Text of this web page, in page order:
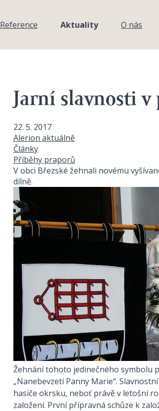
Reference Aktuality O nás
Jarní slavnosti
22. 5. 2017
Alerion aktuálně
Články
Příběhy praporů
V obci Březské žehnali novému
dílně.
Žehnání tohoto jedinečného symbolu
„Nanebevzetí Panny Marie“.
hasiče okrsku, neboť právě v letošní
založení. První přípravná schůze k